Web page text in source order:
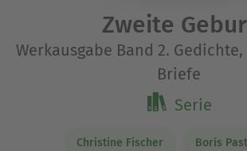
Zweite
Werkausgabe Band 2.
Briefe
Serie
Christine Fischer Borís